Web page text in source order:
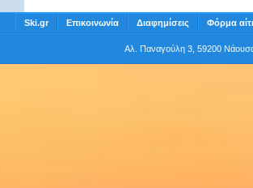
Ski.gr Επικοινωνία Διαφημίσεις Φόρμα
Αλ. Παναγούλη 3, 59200